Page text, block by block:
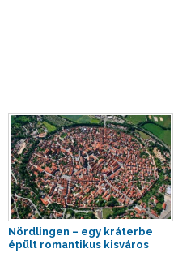
Nördlingen – egy kráterbe
épült romantikus kisváros